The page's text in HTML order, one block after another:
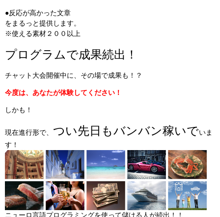
●反応が高かった文章
をまるっと提供します。
※使える素材２００以上
プログラムで成果続出！
チャット大会開催中に、その場で成果も！？
今度は、あなたが体験してください！
しかも！
現在進行形で、 つい先日もバンバン稼いでいま
す！
ニューロ言語プログラミングを使って儲ける人が続出！！